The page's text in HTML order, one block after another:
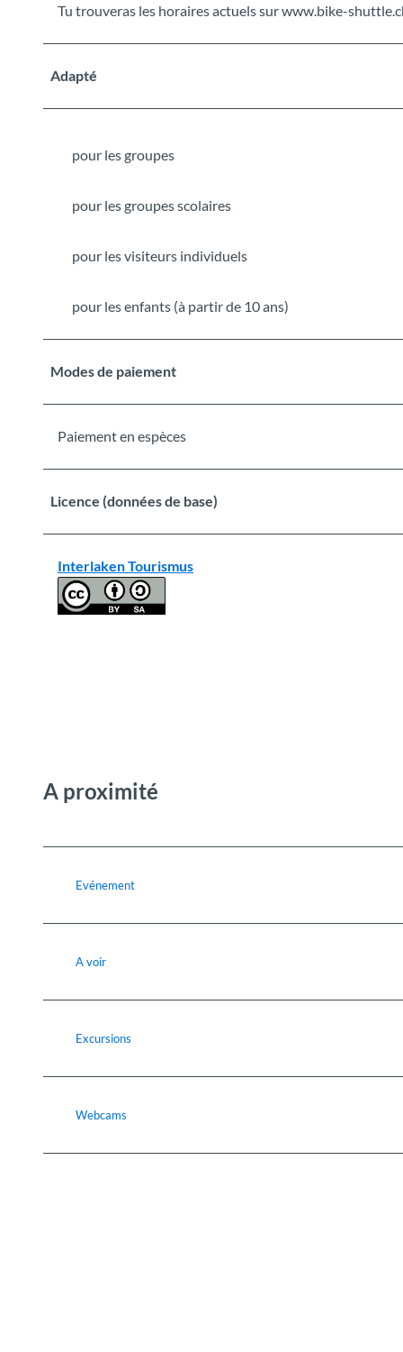
Tu trouveras les horaires actuels sur www.bike-
Adapté
pour les groupes
pour les groupes scolaires
pour les visiteurs individuels
pour les enfants (à partir de 10 ans)
Modes de paiement
Paiement en espèces
Licence (données de base)
Interlaken Tourismus
A proximité
Evénement
A voir
Excursions
Webcams